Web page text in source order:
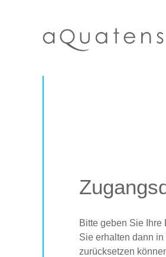
content
Bitte geben Sie Ihre
Sie erhalten dann
zurücksetzen